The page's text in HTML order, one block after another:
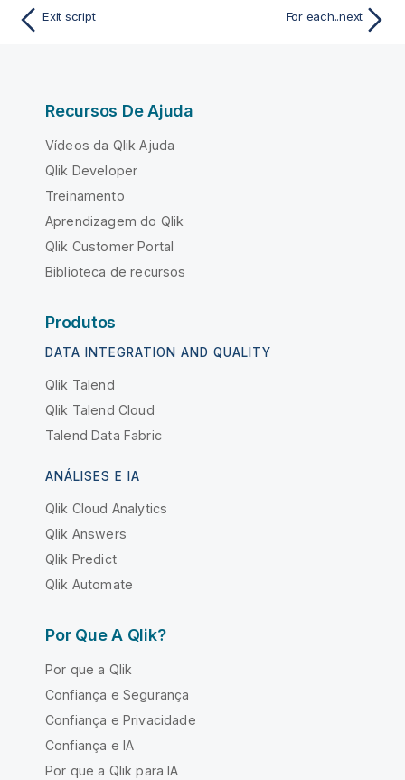
Exit script For each..next
Recursos De Ajuda
Vídeos da Qlik Ajuda
Qlik Developer
Treinamento
Aprendizagem do Qlik
Qlik Customer Portal
Biblioteca de recursos
Produtos
DATA INTEGRATION AND QUALITY
Qlik Talend
Qlik Talend Cloud
Talend Data Fabric
ANÁLISES E IA
Qlik Cloud Analytics
Qlik Answers
Qlik Predict
Qlik Automate
Por Que A Qlik?
Por que a Qlik
Confiança e Segurança
Confiança e Privacidade
Confiança e IA
Por que a Qlik para IA